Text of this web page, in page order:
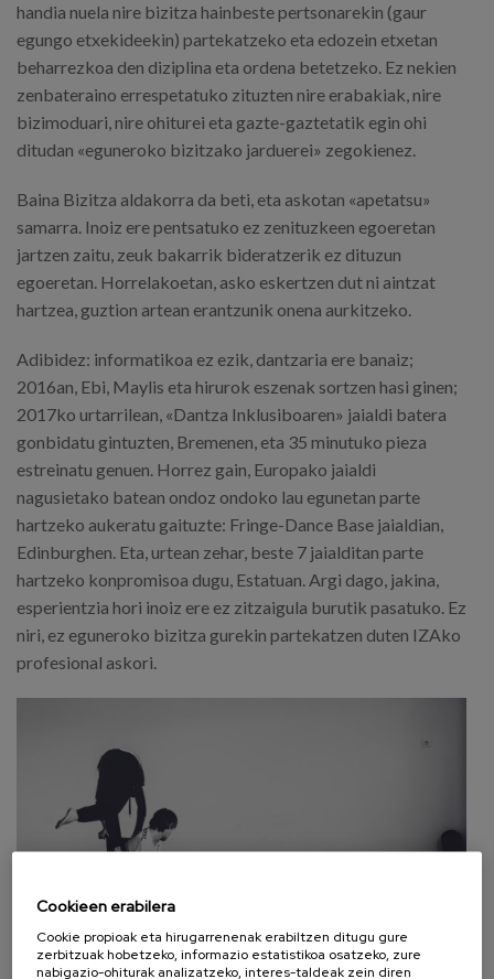
handia nuela nire bizitza hainbeste pertsonarekin (gaur
egungo etxekideekin) partekatzeko eta edozein etxetan
beharrezkoa den diziplina eta ordena betetzeko. Ez nekien
zenbateraino errespetatuko zituzten nire erabakiak, nire
bizimoduari, nire ohiturei eta gazte-gaztetatik egin ohi
ditudan «eguneroko bizitzako jarduerei» zegokienez.
Baina Bizitza aldakorra da beti, eta askotan «apetatsu»
samarra. Inoiz ere pentsatuko ez zenituzkeen egoeretan
jartzen zaitu, zeuk bakarrik bideratzerik ez dituzun
egoeretan. Horrelakoetan, asko eskertzen dut ni aintzat
hartzea, guztion artean erantzunik onena aurkitzeko.
Adibidez: informatikoa ez ezik, dantzaria ere banaiz;
2016an, Ebi, Maylis eta hirurok eszenak sortzen hasi ginen;
2017ko urtarrilean, «Dantza Inklusiboaren» jaialdi batera
gonbidatu gintuzten, Bremenen, eta 35 minutuko pieza
estreinatu genuen. Horrez gain, Europako jaialdi
nagusietako batean ondoz ondoko lau egunetan parte
hartzeko aukeratu gaituzte: Fringe-Dance Base jaialdian,
Edinburghen. Eta, urtean zehar, beste 7 jaialditan parte
hartzeko konpromisoa dugu, Estatuan. Argi dago, jakina,
esperientzia hori inoiz ere ez zitzaigula burutik pasatuko. Ez
niri, ez eguneroko bizitza gurekin partekatzen duten IZAko
profesional askori.
Cookieen erabilera
Cookie propioak eta hirugarrenenak erabiltzen ditugu gure
zerbitzuak hobetzeko, informazio estatistikoa osatzeko, zure
nabigazio-ohiturak analizatzeko, interes-taldeak zein diren